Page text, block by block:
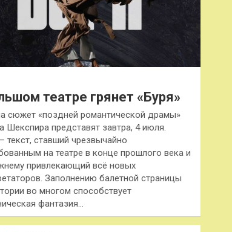
театре грянет «Буря»
сюжет «поздней романтической драмы»
Шекспира представят завтра, 4 июля.
текст, ставший чрезвычайно
на театре в конце прошлого века и
привлекающий всё новых
Заполнению балетной страницы
во многом способствует
фантазия…